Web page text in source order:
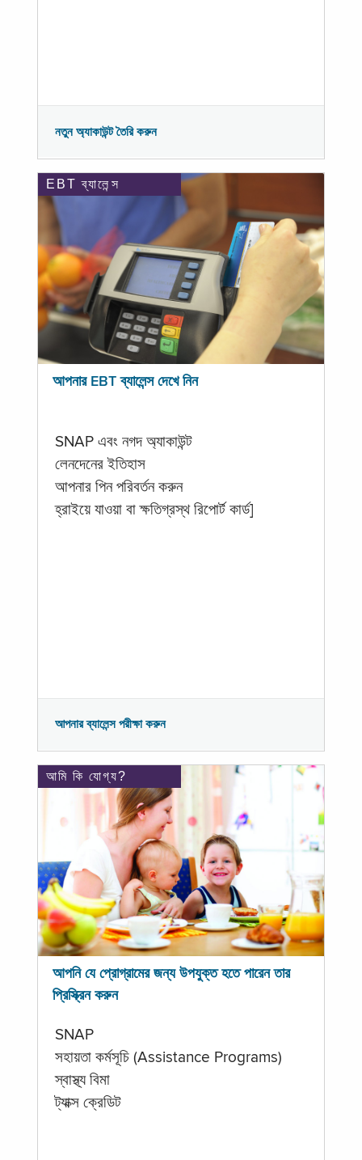
নতুন অ্যাকাউন্ট তৈরি করুন
EBT ব্যালেন্স
আপনার EBT ব্যালেন্স দেখে নিন
SNAP এবং নগদ অ্যাকাউন্ট
লেনদেনের ইতিহাস
আপনার পিন পরিবর্তন করুন
হ্রাইয়ে যাওয়া বা ক্ষতিগ্রস্থ রিপোর্ট কার্ড]
আপনার ব্যালেন্স পরীক্ষা করুন
আমি কি যোগ্য?
আপনি যে প্রোগ্রামের জন্য উপযুক্ত হতে পারেন তার
প্রিস্ক্রিন করুন
SNAP
সহায়তা কর্মসূচি (Assistance Programs)
স্বাস্থ্য বিমা
ট্যাক্স ক্রেডিট